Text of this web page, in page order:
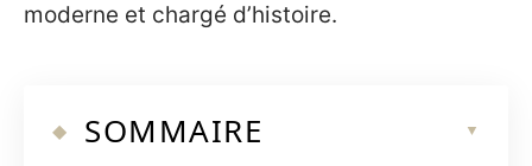
moderne et chargé d’histoire.
SOMMAIRE